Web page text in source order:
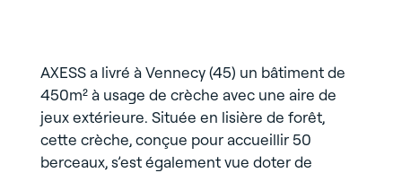
AXESS a livré à Vennecy (45) un bâtiment de
450m² à usage de crèche avec une aire de
jeux extérieure. Située en lisière de forêt,
cette crèche, conçue pour accueillir 50
berceaux, s’est également vue doter de